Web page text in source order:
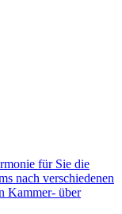
für Sie die
nach verschiedenen
Kammer- über